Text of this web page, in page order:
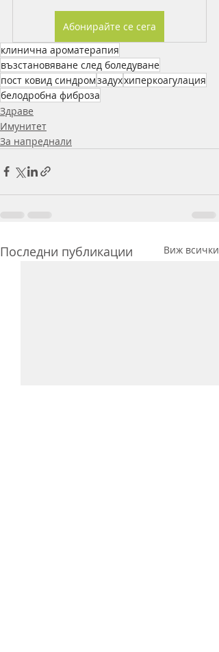
Абонирайте се сега
клинична ароматерапия
възстановяване след боледуване
пост ковид синдромзадуххиперкоагулация
белодробна фиброза
Здраве
Имунитет
За напреднали
Последни публикации Виж всички